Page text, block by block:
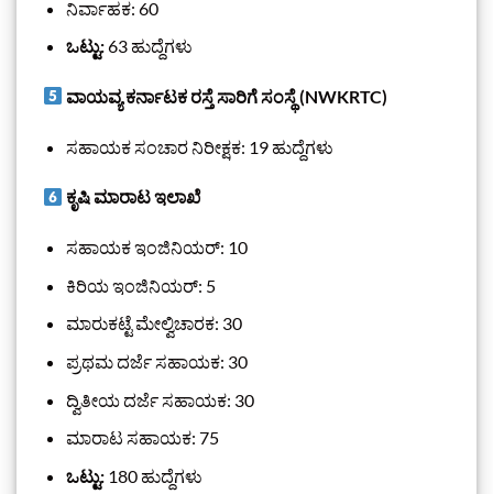
ನಿರ್ವಾಹಕ: 60
ಒಟ್ಟು:63 ಹುದ್ದೆಗಳು
ವಾಯವ್ಯ ಕರ್ನಾಟಕ ರಸ್ತೆ ಸಾರಿಗೆ ಸಂಸ್ಥೆ (NWKRTC)
ಸಹಾಯಕ ಸಂಚಾರ ನಿರೀಕ್ಷಕ: 19 ಹುದ್ದೆಗಳು
ಕೃಷಿ ಮಾರಾಟ ಇಲಾಖೆ
ಸಹಾಯಕ ಇಂಜಿನಿಯರ್: 10
ಕಿರಿಯ ಇಂಜಿನಿಯರ್: 5
ಮಾರುಕಟ್ಟೆ ಮೇಲ್ವಿಚಾರಕ: 30
ಪ್ರಥಮ ದರ್ಜೆ ಸಹಾಯಕ: 30
ದ್ವಿತೀಯ ದರ್ಜೆ ಸಹಾಯಕ: 30
ಮಾರಾಟ ಸಹಾಯಕ: 75
ಒಟ್ಟು:180 ಹುದ್ದೆಗಳು